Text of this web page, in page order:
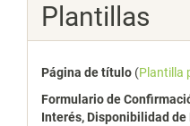
Plantillas
Página de título (Plantilla
Formulario de
Interés, Disponibilidad de